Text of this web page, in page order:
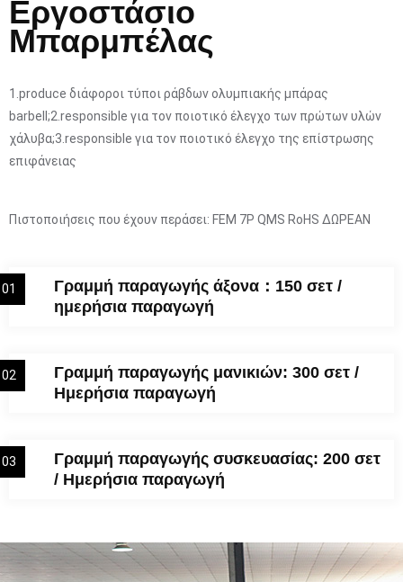
Εργοστάσιο
Μπαρμπέλας
1.produce διάφοροι τύποι ράβδων ολυμπιακής μπάρας
barbell;2.responsible για τον ποιοτικό έλεγχο των πρώτων υλών
χάλυβα;3.responsible για τον ποιοτικό έλεγχο της επίστρωσης
επιφάνειας
Πιστοποιήσεις που έχουν περάσει: FEM 7P QMS RoHS ΔΩΡΕΑΝ
Γραμμή παραγωγής άξονα：150 σετ /
ημερήσια παραγωγή
01
Γραμμή παραγωγής μανικιών: 300 σετ /
Ημερήσια παραγωγή
02
Γραμμή παραγωγής συσκευασίας: 200 σετ
/ Ημερήσια παραγωγή
03